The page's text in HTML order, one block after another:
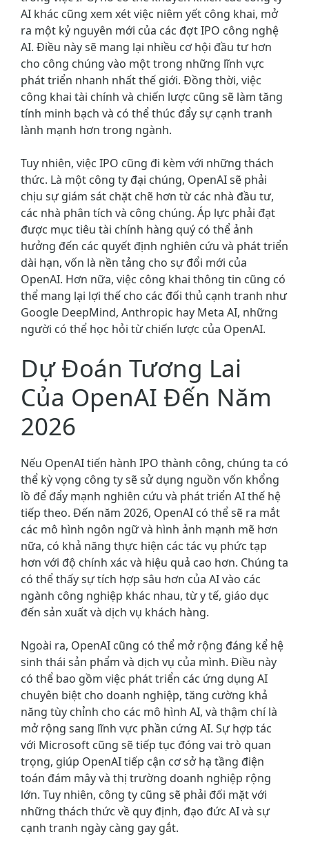
AI khác cũng xem xét việc niêm yết công khai, mở
ra một kỷ nguyên mới của các đợt IPO công nghệ
AI. Điều này sẽ mang lại nhiều cơ hội đầu tư hơn
cho công chúng vào một trong những lĩnh vực
phát triển nhanh nhất thế giới. Đồng thời, việc
công khai tài chính và chiến lược cũng sẽ làm tăng
tính minh bạch và có thể thúc đẩy sự cạnh tranh
lành mạnh hơn trong ngành.
Tuy nhiên, việc IPO cũng đi kèm với những thách
thức. Là một công ty đại chúng, OpenAI sẽ phải
chịu sự giám sát chặt chẽ hơn từ các nhà đầu tư,
các nhà phân tích và công chúng. Áp lực phải đạt
được mục tiêu tài chính hàng quý có thể ảnh
hưởng đến các quyết định nghiên cứu và phát triển
dài hạn, vốn là nền tảng cho sự đổi mới của
OpenAI. Hơn nữa, việc công khai thông tin cũng có
thể mang lại lợi thế cho các đối thủ cạnh tranh như
Google DeepMind, Anthropic hay Meta AI, những
người có thể học hỏi từ chiến lược của OpenAI.
Dự Đoán Tương Lai
Của OpenAI Đến Năm
2026
Nếu OpenAI tiến hành IPO thành công, chúng ta có
thể kỳ vọng công ty sẽ sử dụng nguồn vốn khổng
lồ để đẩy mạnh nghiên cứu và phát triển AI thế hệ
tiếp theo. Đến năm 2026, OpenAI có thể sẽ ra mắt
các mô hình ngôn ngữ và hình ảnh mạnh mẽ hơn
nữa, có khả năng thực hiện các tác vụ phức tạp
hơn với độ chính xác và hiệu quả cao hơn. Chúng ta
có thể thấy sự tích hợp sâu hơn của AI vào các
ngành công nghiệp khác nhau, từ y tế, giáo dục
đến sản xuất và dịch vụ khách hàng.
Ngoài ra, OpenAI cũng có thể mở rộng đáng kể hệ
sinh thái sản phẩm và dịch vụ của mình. Điều này
có thể bao gồm việc phát triển các ứng dụng AI
chuyên biệt cho doanh nghiệp, tăng cường khả
năng tùy chỉnh cho các mô hình AI, và thậm chí là
mở rộng sang lĩnh vực phần cứng AI. Sự hợp tác
với Microsoft cũng sẽ tiếp tục đóng vai trò quan
trọng, giúp OpenAI tiếp cận cơ sở hạ tầng điện
toán đám mây và thị trường doanh nghiệp rộng
lớn. Tuy nhiên, công ty cũng sẽ phải đối mặt với
những thách thức về quy định, đạo đức AI và sự
cạnh tranh ngày càng gay gắt.